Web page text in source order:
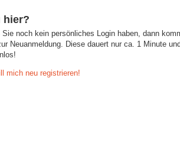
hier?
Sie noch kein persönliches Login haben, dann
Neuanmeldung. Diese dauert nur ca. 1 Minute
mich neu registrieren!